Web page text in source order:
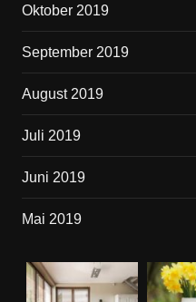
Oktober 2019
September 2019
August 2019
Juli 2019
Juni 2019
Mai 2019